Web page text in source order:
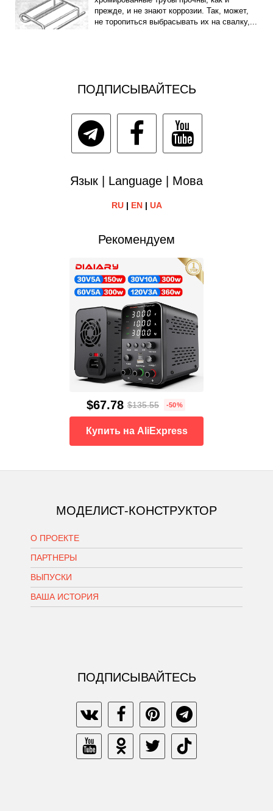
прежде, и не знают коррозии. Так, может,
не торопиться выбрасывать их на свалку,...
ПОДПИСЫВАЙТЕСЬ
Язык | Language | Мова
RU| EN| UA
Рекомендуем
$67.78 $135.55 -50%
Купить на AliExpress
МОДЕЛИСТ-КОНСТРУКТОР
О ПРОЕКТЕ
ПАРТНЕРЫ
ВЫПУСКИ
ВАША ИСТОРИЯ
ПОДПИСЫВАЙТЕСЬ